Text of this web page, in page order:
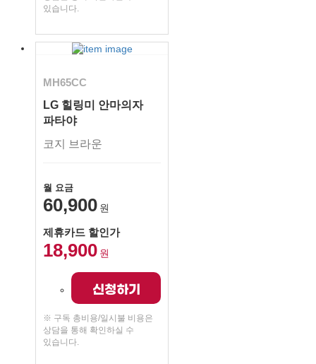
있습니다.
MH65CC
LG 힐링미 안마의자
파타야
코지 브라운
월 요금
60,900 원
제휴카드 할인가
18,900 원
신청하기
※ 구독 총비용/일시불 비용은
상담을 통해 확인하실 수
있습니다.